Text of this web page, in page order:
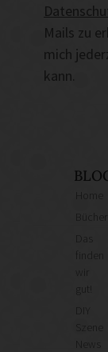
Mails zu
mich
kann.
finden
gut!
News